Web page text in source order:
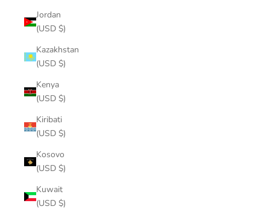
Jordan
(USD $)
Kazakhstan
(USD $)
Kenya
(USD $)
Kiribati
(USD $)
Kosovo
(USD $)
Kuwait
(USD $)